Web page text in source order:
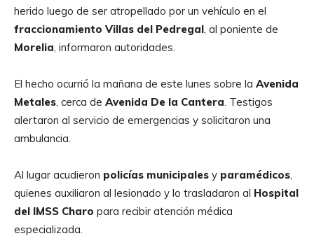
herido luego de ser atropellado por un vehículo en el
fraccionamiento Villas del Pedregal, al poniente de
Morelia, informaron autoridades.
El hecho ocurrió la mañana de este lunes sobre la Avenida
Metales, cerca de Avenida De la Cantera. Testigos
alertaron al servicio de emergencias y solicitaron una
ambulancia.
Al lugar acudieron policías municipales y paramédicos,
quienes auxiliaron al lesionado y lo trasladaron al Hospital
del IMSS Charo para recibir atención médica
especializada.